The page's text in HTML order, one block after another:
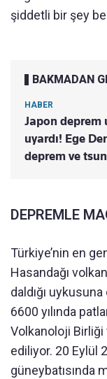
şiddetli bir şey
BAKMADAN
HABER
Japon deprem
uyardı! Ege
deprem ve
DEPREMLE
Türkiye’nin en
Hasandağı
daldığı
6600 yılında
Volkanoloji Birliği
ediliyor. 20 Eylül
güneybatısında